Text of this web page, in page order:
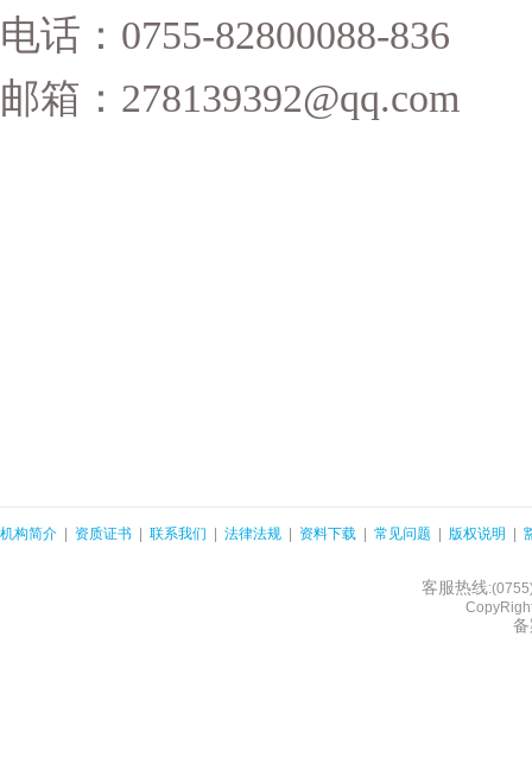
电话：0755-82800088-836
邮箱：278139392@qq.com
机构简介 资质证书 联系我们 法律法规 资料下载 常见问题 版权说明
客服热线